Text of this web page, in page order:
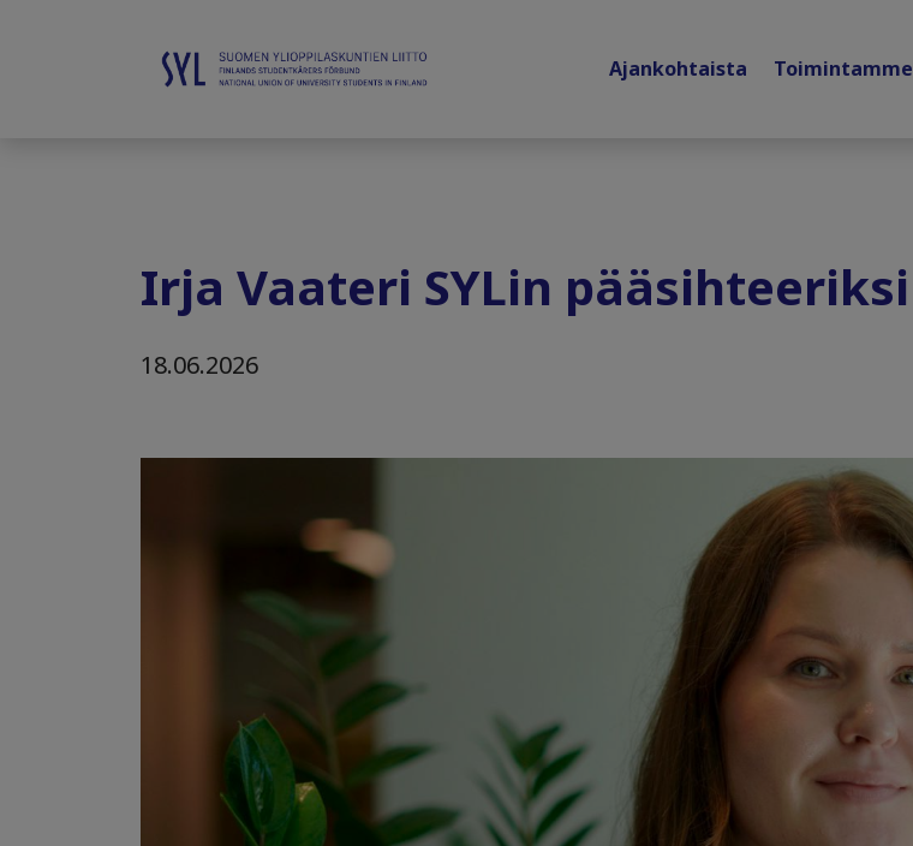
Ajankohtaista Toimintamme
Irja Vaateri SYLin pääsihteeriksi
18.06.2026